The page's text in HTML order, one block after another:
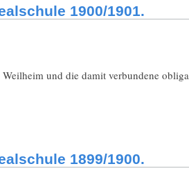
1900/1901.
und die damit verbundene
1899/1900.